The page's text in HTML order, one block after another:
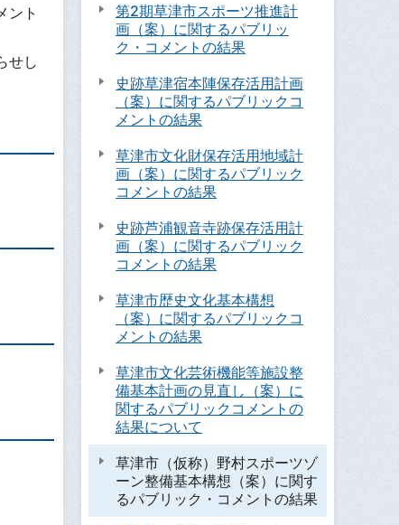
ント
せし
第2期草津市スポーツ推進計
画（案）に関するパブリッ
ク・コメントの結果
史跡草津宿本陣保存活用計画
（案）に関するパブリックコ
メントの結果
草津市文化財保存活用地域計
画（案）に関するパブリック
コメントの結果
史跡芦浦観音寺跡保存活用計
画（案）に関するパブリック
コメントの結果
草津市歴史文化基本構想
（案）に関するパブリックコ
メントの結果
草津市文化芸術機能等施設整
備基本計画の見直し（案）に
関するパブリックコメントの
結果について
草津市（仮称）野村スポーツゾ
ーン整備基本構想（案）に関す
るパブリック・コメントの結果